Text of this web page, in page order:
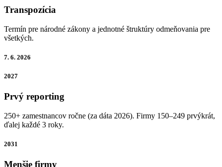
Transpozícia
Termín pre národné zákony a jednotné štruktúry odmeňovania pre
všetkých.
7. 6. 2026
2027
Prvý reporting
250+ zamestnancov ročne (za dáta 2026). Firmy 150–249 prvýkrát,
ďalej každé 3 roky.
2031
Menšie firmy